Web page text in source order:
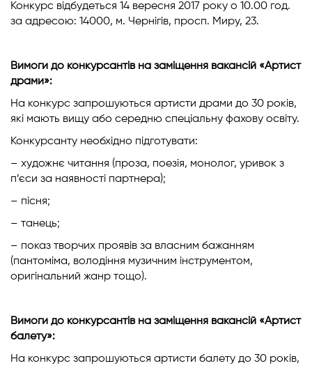
Конкурс відбудеться 14 вересня 2017 року о 10.00 год.
за адресою: 14000, м. Чернігів, просп. Миру, 23.
Вимоги до конкурсантів на заміщення вакансій «Артист
драми»:
На конкурс запрошуються артисти драми до 30 років,
які мають вищу або середню спеціальну фахову освіту.
Конкурсанту необхідно підготувати:
– художнє читання (проза, поезія, монолог, уривок з
п’єси за наявності партнера);
– пісня;
– танець;
– показ творчих проявів за власним бажанням
(пантоміма, володіння музичним інструментом,
оригінальний жанр тощо).
Вимоги до конкурсантів на заміщення вакансій «Артист
балету»:
На конкурс запрошуються артисти балету до 30 років,